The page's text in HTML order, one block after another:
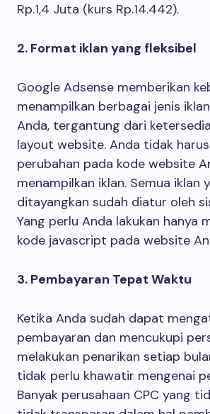
Rp.1,4 Juta (kurs Rp.14.442).
2. Format iklan yang fleksibel
Google Adsense memberikan
menampilkan berbagai jenis
Anda, tergantung dari
layout website. Anda tidak
perubahan pada kode website
menampilkan iklan. Semua iklan
ditayangkan sudah diatur oleh
Yang perlu Anda lakukan hanya
kode javascript pada website
3. Pembayaran Tepat Waktu
Ketika Anda sudah dapat
pembayaran dan mencukupi
melakukan penarikan setiap
tidak perlu khawatir mengenai
Banyak perusahaan CPC yang